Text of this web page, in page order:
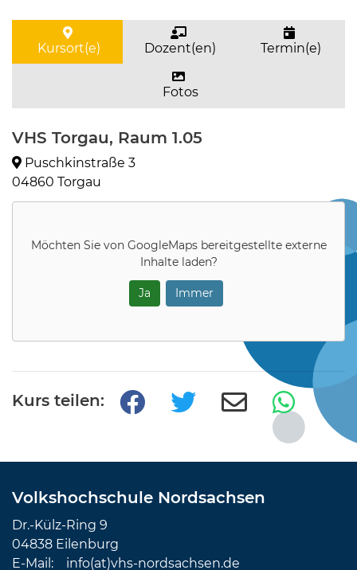
Kursort(e) Dozent(en) Termin(e)
Fotos
VHS Torgau, Raum 1.05
Puschkinstraße 3
04860 Torgau
Möchten Sie von GoogleMapsbereitgestellte externe
Inhalte laden?
Ja Immer
Kurs teilen:
Volkshochschule Nordsachsen
Dr.-Külz-Ring 9
04838 Eilenburg
E-Mail: info(at)vhs-nordsachsen.de